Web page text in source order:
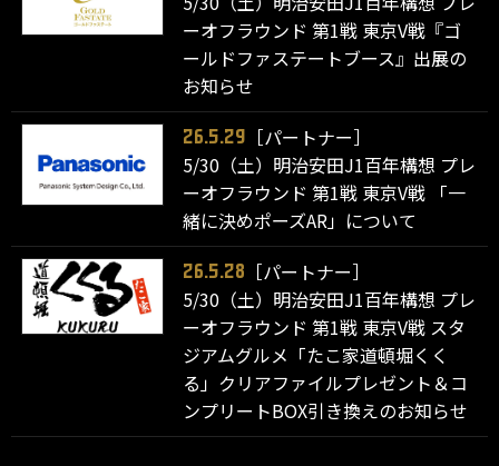
ーオフラウンド 第1戦 東京V戦『ゴ
ールドファステートブース』出展の
お知らせ
26.5.29
［パートナー］
5/30（土）明治安田J1百年構想 プレ
ーオフラウンド 第1戦 東京V戦 「一
緒に決めポーズAR」について
26.5.28
［パートナー］
5/30（土）明治安田J1百年構想 プレ
ーオフラウンド 第1戦 東京V戦 スタ
ジアムグルメ「たこ家道頓堀くく
る」クリアファイルプレゼント＆コ
ンプリートBOX引き換えのお知らせ